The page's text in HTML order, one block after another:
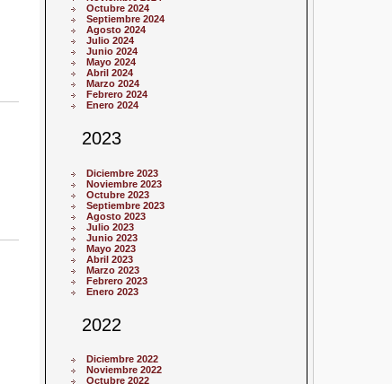
Octubre 2024
Septiembre 2024
Agosto 2024
Julio 2024
Junio 2024
Mayo 2024
Abril 2024
Marzo 2024
Febrero 2024
Enero 2024
2023
Diciembre 2023
Noviembre 2023
Octubre 2023
Septiembre 2023
Agosto 2023
Julio 2023
Junio 2023
Mayo 2023
Abril 2023
Marzo 2023
Febrero 2023
Enero 2023
2022
Diciembre 2022
Noviembre 2022
Octubre 2022